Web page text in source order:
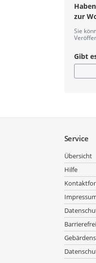
zur
Sie
Gibt
Service
Übersicht
Hilfe